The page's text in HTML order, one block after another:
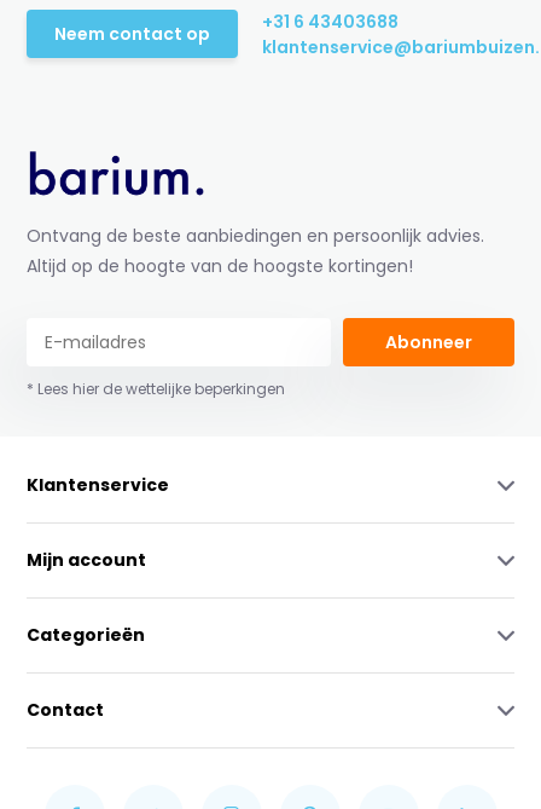
Neem contact op
+31 6 43403688
Ontvang de beste aanbiedingen en persoonlijk advies.
Altijd op de hoogte van de hoogste kortingen!
Abonneer
* Lees hier de wettelijke beperkingen
Klantenservice
Mijn account
Categorieën
Contact